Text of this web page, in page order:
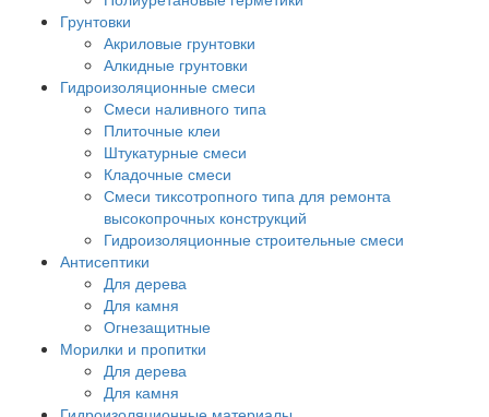
Грунтовки
Акриловые грунтовки
Алкидные грунтовки
Гидроизоляционные смеси
Смеси наливного типа
Плиточные клеи
Штукатурные смеси
Кладочные смеси
Смеси тиксотропного типа для ремонта
высокопрочных конструкций
Гидроизоляционные строительные смеси
Антисептики
Для дерева
Для камня
Огнезащитные
Морилки и пропитки
Для дерева
Для камня